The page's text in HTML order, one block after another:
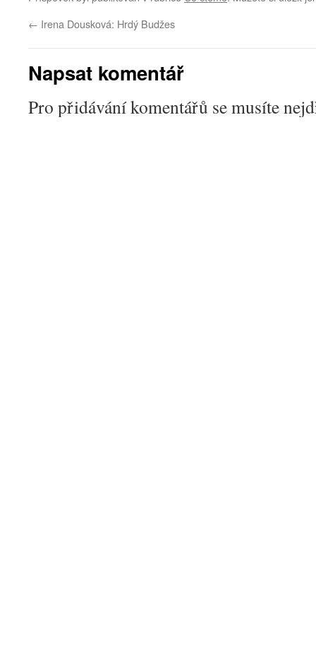
← Irena Dousková: Hrdý Budžes
Napsat komentář
Pro přidávání komentářů se musíte